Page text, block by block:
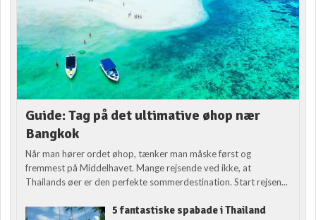
Guide: Tag på det ultimative øhop nær
Bangkok
Når man hører ordet øhop, tænker man måske først og
fremmest på Middelhavet. Mange rejsende ved ikke, at
Thailands øer er den perfekte sommerdestination. Start rejsen...
5 fantastiske spabade i Thailand